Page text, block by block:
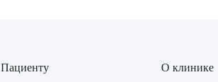
Пациенту О клинике